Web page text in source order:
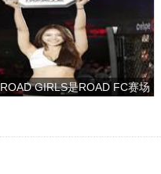
ROAD GIRLS是ROAD FC赛场